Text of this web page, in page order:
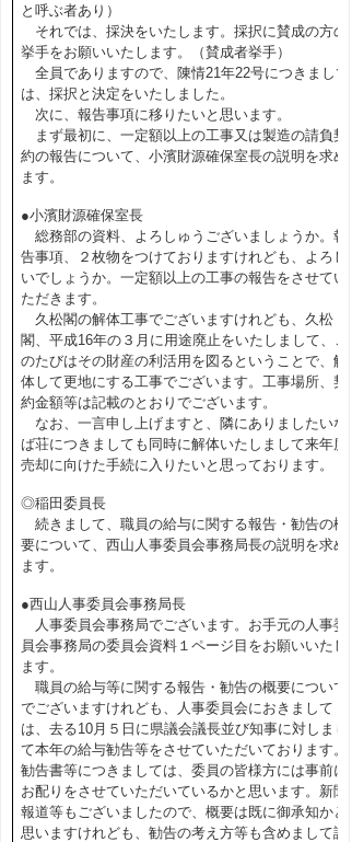
と呼ぶ者あり）
それでは、採決をいたします。採択に賛成の方の
挙手をお願いいたします。（賛成者挙手）
全員でありますので、陳情21年22号につきまして
は、採択と決定をいたしました。
次に、報告事項に移りたいと思います。
まず最初に、一定額以上の工事又は製造の請負契
約の報告について、小濱財源確保室長の説明を求め
ます。
●小濱財源確保室長
総務部の資料、よろしゅうございましょうか。報
告事項、２枚物をつけておりますけれども、よろし
いでしょうか。一定額以上の工事の報告をさせてい
ただきます。
久松閣の解体工事でございますけれども、久松
閣、平成16年の３月に用途廃止をいたしまして、こ
のたびはその財産の利活用を図るということで、解
体して更地にする工事でございます。工事場所、契
約金額等は記載のとおりでございます。
なお、一言申し上げますと、隣にありましたいな
ば荘につきましても同時に解体いたしまして来年度
売却に向けた手続に入りたいと思っております。
◎稲田委員長
続きまして、職員の給与に関する報告・勧告の概
要について、西山人事委員会事務局長の説明を求め
ます。
●西山人事委員会事務局長
人事委員会事務局でございます。お手元の人事委
員会事務局の委員会資料１ページ目をお願いいたし
ます。
職員の給与等に関する報告・勧告の概要について
でございますけれども、人事委員会におきまして
は、去る10月５日に県議会議長並び知事に対しまし
て本年の給与勧告等をさせていただいております。
勧告書等につきましては、委員の皆様方には事前に
お配りをさせていただいているかと思います。新聞
報道等もございましたので、概要は既に御承知かと
思いますけれども、勧告の考え方等も含めまして説